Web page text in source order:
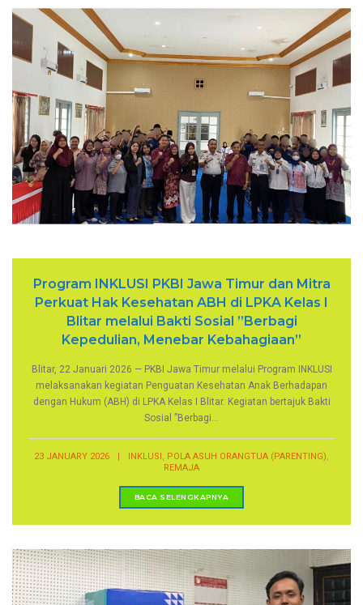
Program INKLUSI PKBI Jawa Timur dan Mitra
Perkuat Hak Kesehatan ABH di LPKA Kelas I
Blitar melalui Bakti Sosial ”Berbagi
Kepedulian, Menebar Kebahagiaan”
Blitar, 22 Januari 2026 — PKBI Jawa Timur melalui Program INKLUSI
melaksanakan kegiatan Penguatan Kesehatan Anak Berhadapan
dengan Hukum (ABH) di LPKA Kelas I Blitar. Kegiatan bertajuk Bakti
Sosial ”Berbagi...
23 JANUARY 2026 | INKLUSI, POLA ASUH ORANGTUA (PARENTING),
REMAJA
BACA SELENGKAPNYA